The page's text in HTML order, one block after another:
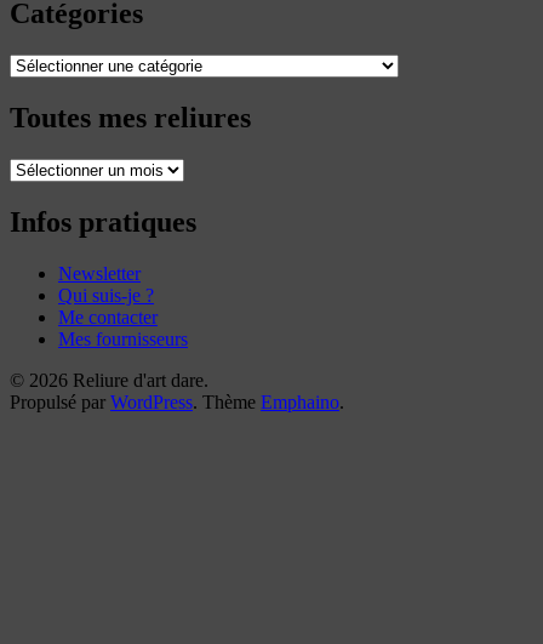
Catégories
Catégories
Toutes mes reliures
Toutes
reliures
Infos pratiques
Newsletter
Qui suis-je ?
Me contacter
Mes fournisseurs
© 2026 Reliure d'art dare.
Propulsé par WordPress. Thème Emphaino.